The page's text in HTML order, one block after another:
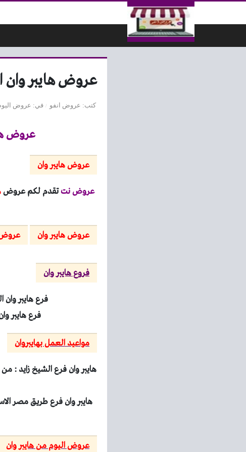
التخطي إلى المحتوى
عروض هايبر وان اليوم الاثنين 27
كتب عروض انفو في عروض
عروض هايبر وان
عروض هايبر وان
عروض نتتقدم لكم عروض
عروض هايبر وان عروض
فروع هايبر وان
فرع هايبر وان الشيخ زايد :
فرع هايبر وان طريق
مواعيد العمل بهايبروان
عروض اليوم من هايبر وان